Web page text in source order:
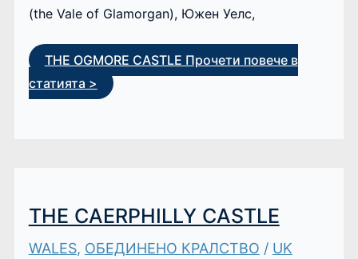
(the Vale of Glamorgan), Южен Уелс,
THE OGMORE CASTLE Прочети повече в
статията >
THE CAERPHILLY CASTLE
WALES, ОБЕДИНЕНО КРАЛСТВО / UK